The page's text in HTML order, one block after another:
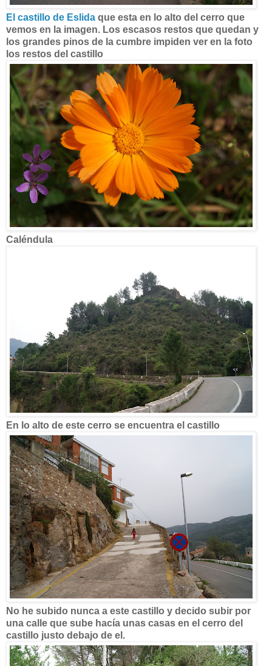
El castillo de Eslida que esta en lo alto del cerro que
vemos en la imagen. Los escasos restos que quedan y
los grandes pinos de la cumbre impiden ver en la foto
los restos del castillo
Caléndula
En lo alto de este cerro se encuentra el castillo
No he subido nunca a este castillo y decido subir por
una calle que sube hacía unas casas en el cerro del
castillo justo debajo de el.